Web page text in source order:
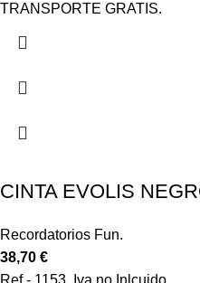
TRANSPORTE GRATIS.
CINTA EVOLIS
Recordatorios Fun.
38,70 €